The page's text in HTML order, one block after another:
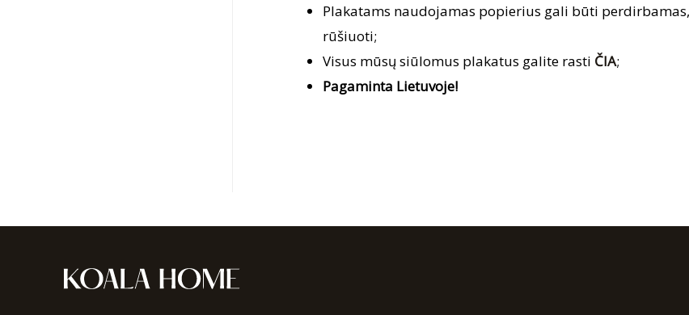
Plakatams naudojamas popierius gali būti
rūšiuoti;
Visus mūsų siūlomus plakatus galite rasti ČIA;
Pagaminta Lietuvoje!